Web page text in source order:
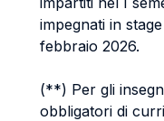
impegnati in
febbraio 2026.
(**) Per gli
obbligatori di